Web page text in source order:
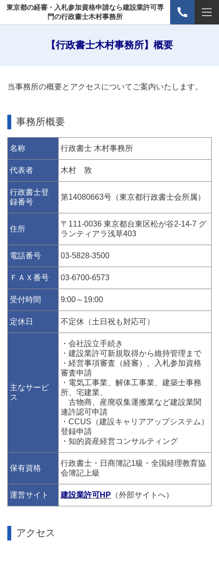
東京都の経審・入札参加資格申請なら建設業許可専
門の行政書士木村事務所
【行政書士木村事務所】概要
当事務所の概要とアクセスについてご案内いたします。
事務所概要
名称 行政書士 木村事務所
代表者 木村 敦
行政書士登
録番号
第14080663号（東京都行政書士会所属）
住所
〒111-0036 東京都台東区松が谷2-14-7 グ
ランティアラ浅草403
電話番号 03-5828-3500
ＦＡＸ番号 03-6700-6573
受付時間 9:00～19:00
定休日 不定休（土日祝も対応可）
主なサービ
ス
・会社設立手続き
・建設業許可新規取得から維持管理まで
・経営事項審査（経審）、入札参加資格
審査申請
・電気工事業、解体工事業、建築士事務
所、宅建業、
古物商、産廃収集運搬業など建設業関
連許認可申請
・CCUS（建設キャリアアップシステム）
登録申請
・知的資産経営コンサルティング
保有資格
行政書士・日商簿記1級・全国経理教育協
会簿記上級
運営サイト 建設業許可HP （外部サイトへ）
アクセス